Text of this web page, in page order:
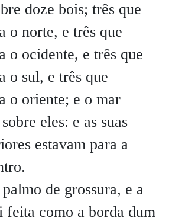
doze bois; três que
o norte, e três que
o ocidente, e três que
o sul, e três que
o oriente; e o mar
eles: e as suas
estavam para a
de grossura, e a
feita como a borda dum